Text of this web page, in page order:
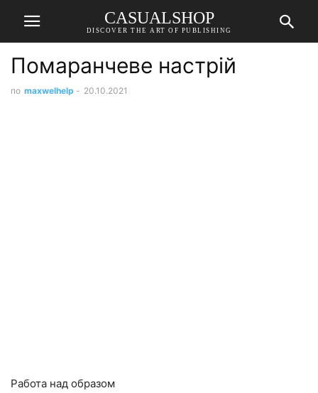
CASUALSHOP
DISCOVER THE ART OF PUBLISHING
Помаранчеве настрій
по maxwelhelp - 20.10.2021
Работа над образом